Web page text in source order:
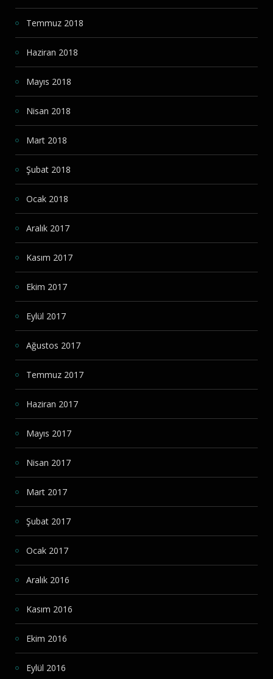
Temmuz 2018
Haziran 2018
Mayıs 2018
Nisan 2018
Mart 2018
Şubat 2018
Ocak 2018
Aralık 2017
Kasım 2017
Ekim 2017
Eylül 2017
Ağustos 2017
Temmuz 2017
Haziran 2017
Mayıs 2017
Nisan 2017
Mart 2017
Şubat 2017
Ocak 2017
Aralık 2016
Kasım 2016
Ekim 2016
Eylül 2016